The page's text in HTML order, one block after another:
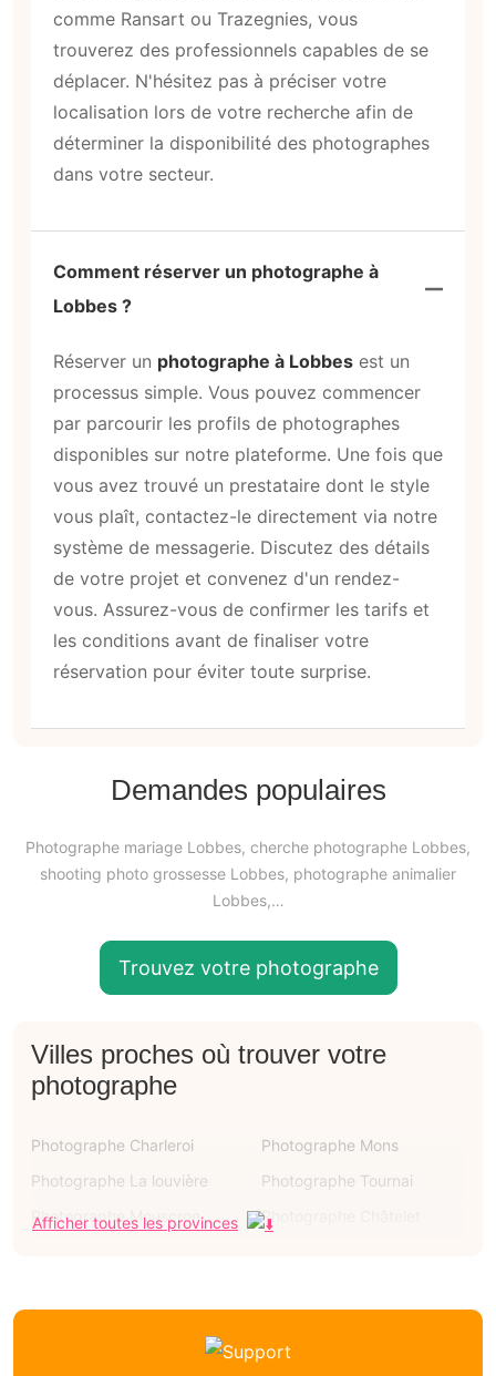
comme Ransart ou Trazegnies, vous
trouverez des professionnels capables de se
déplacer. N'hésitez pas à préciser votre
localisation lors de votre recherche afin de
déterminer la disponibilité des photographes
dans votre secteur.
Comment réserver un photographe à
Lobbes ?
Réserver un photographe à Lobbes est un
processus simple. Vous pouvez commencer
par parcourir les profils de photographes
disponibles sur notre plateforme. Une fois que
vous avez trouvé un prestataire dont le style
vous plaît, contactez-le directement via notre
système de messagerie. Discutez des détails
de votre projet et convenez d'un rendez-
vous. Assurez-vous de confirmer les tarifs et
les conditions avant de finaliser votre
réservation pour éviter toute surprise.
Demandes populaires
Photographe mariage Lobbes, cherche photographe Lobbes,
shooting photo grossesse Lobbes, photographe animalier
Lobbes,…
Trouvez votre photographe
Villes proches où trouver votre
photographe
Photographe Charleroi
Photographe Mons
Photographe La louvière
Photographe Tournai
Photographe Mouscron
Photographe Châtelet
château
Afficher toutes les provinces